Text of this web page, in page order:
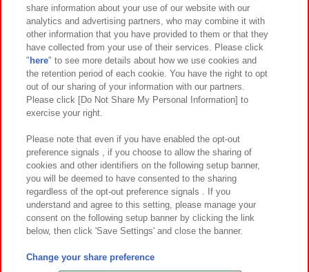
イベント・キャンペーン
関連会社 サステナビリティ サイトポリシー
プライバシーポリシー ウェブアクセシビリティ方針と検証結果
お取引先さまとともに
カスタマーハラスメント対応方針 よくあるご質問・お問い合わせ
©Bandai Namco Amusement Inc.
©Bandai Namco Amusement Lab Inc.
share information about your use of our website with our
analytics and advertising partners, who may combine it with
other information that you have provided to them or that they
have collected from your use of their services. Please click
" here" to see more details about how we use cookies and
the retention period of each cookie. You have the right to opt
out of our sharing of your information with our partners.
Please click [Do Not Share My Personal Information] to
exercise your right.
Please note that even if you have enabled the opt-out
preference signals , if you choose to allow the sharing of
cookies and other identifiers on the following setup banner,
you will be deemed to have consented to the sharing
regardless of the opt-out preference signals . If you
understand and agree to this setting, please manage your
consent on the following setup banner by clicking the link
below, then click 'Save Settings' and close the banner.
Change your share preference